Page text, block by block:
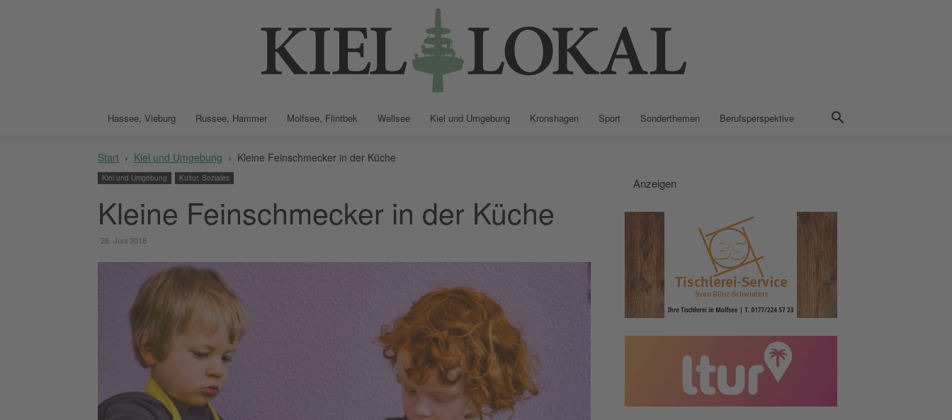
Hassee, Vieburg Russee, Hammer Molfsee, Flintbek Wellsee Kiel und Umgebung Kronshagen Sport Sonderthemen Berufsperspektive
Start Kiel und Umgebung Kleine Feinschmecker in der Küche
Kiel und Umgebung Kultur, Soziales
Kleine Feinschmecker in der Küche
28. Juni 2018
Anzeigen